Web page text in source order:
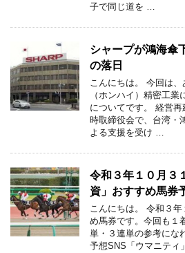
子で同じ道を …
シャープが鴻海
の落日
こんにちは。 今回は
（ホンハイ）精密工
についてです。 経営
時取締役会で、台湾・
よる支援を受け …
令和３年１０月
資」おすすめ馬券
こんにちは。 令和３
め馬券です。今回も１
単・３連単の参考にな
予想SNS「ウマニテ